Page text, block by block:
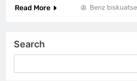
Read More
Benz
Search